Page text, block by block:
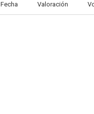
Un amor inesperado
Fecha Valoración